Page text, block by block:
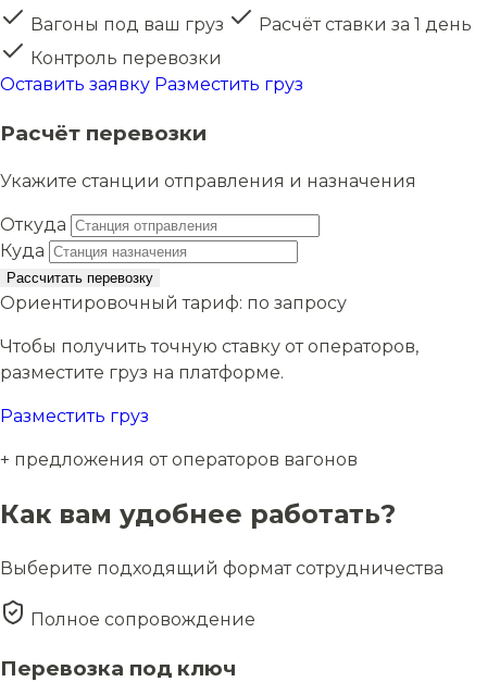
Вагоны под ваш груз
Расчёт ставки за 1 день
Контроль перевозки
Оставить заявку Разместить груз
Расчёт перевозки
Укажите станции отправления и назначения
Откуда
Куда
Рассчитать перевозку
Ориентировочный тариф: по запросу
Чтобы получить точную ставку от операторов,
разместите груз на платформе.
Разместить груз
+ предложения от операторов вагонов
Как вам удобнее работать?
Выберите подходящий формат сотрудничества
Полное сопровождение
Перевозка под ключ